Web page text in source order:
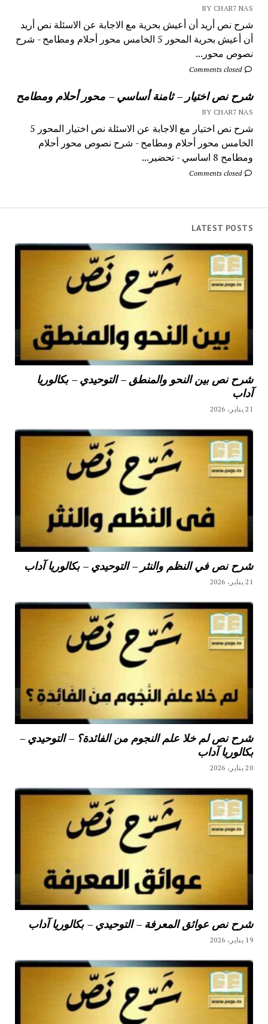
BY CHAR7 NAS
شرح نص أريد أن أعيش بحرية مع الاجابة عن الاسئلة نص أريد
أن أعيش بحرية المحور 5 الخامس محور أحلام ومطامح - شرح
نصوص محور...
Comments closed
شرح نص اختيار – ثامنة أساسي – محور أحلام ومطامح
BY CHAR7 NAS
شرح نص اختيار مع الاجابة عن الاسئلة نص اختيار المحور 5
الخامس محور أحلام ومطامح - شرح نصوص محور أحلام
ومطامح 8 اساسي - تحضير...
Comments closed
LATEST POSTS
شرح نص بين النحو والمنطق – التوحيدي – بكالوريا
آداب
21 يناير، 2026
شرح نص في النظم والنثر – التوحيدي – بكالوريا آداب
21 يناير، 2026
شرح نص لم خلا علم النجوم من الفائدة؟ – التوحيدي –
بكالوريا آداب
20 يناير، 2026
شرح نص عوائق المعرفة – التوحيدي – بكالوريا آداب
19 يناير، 2026